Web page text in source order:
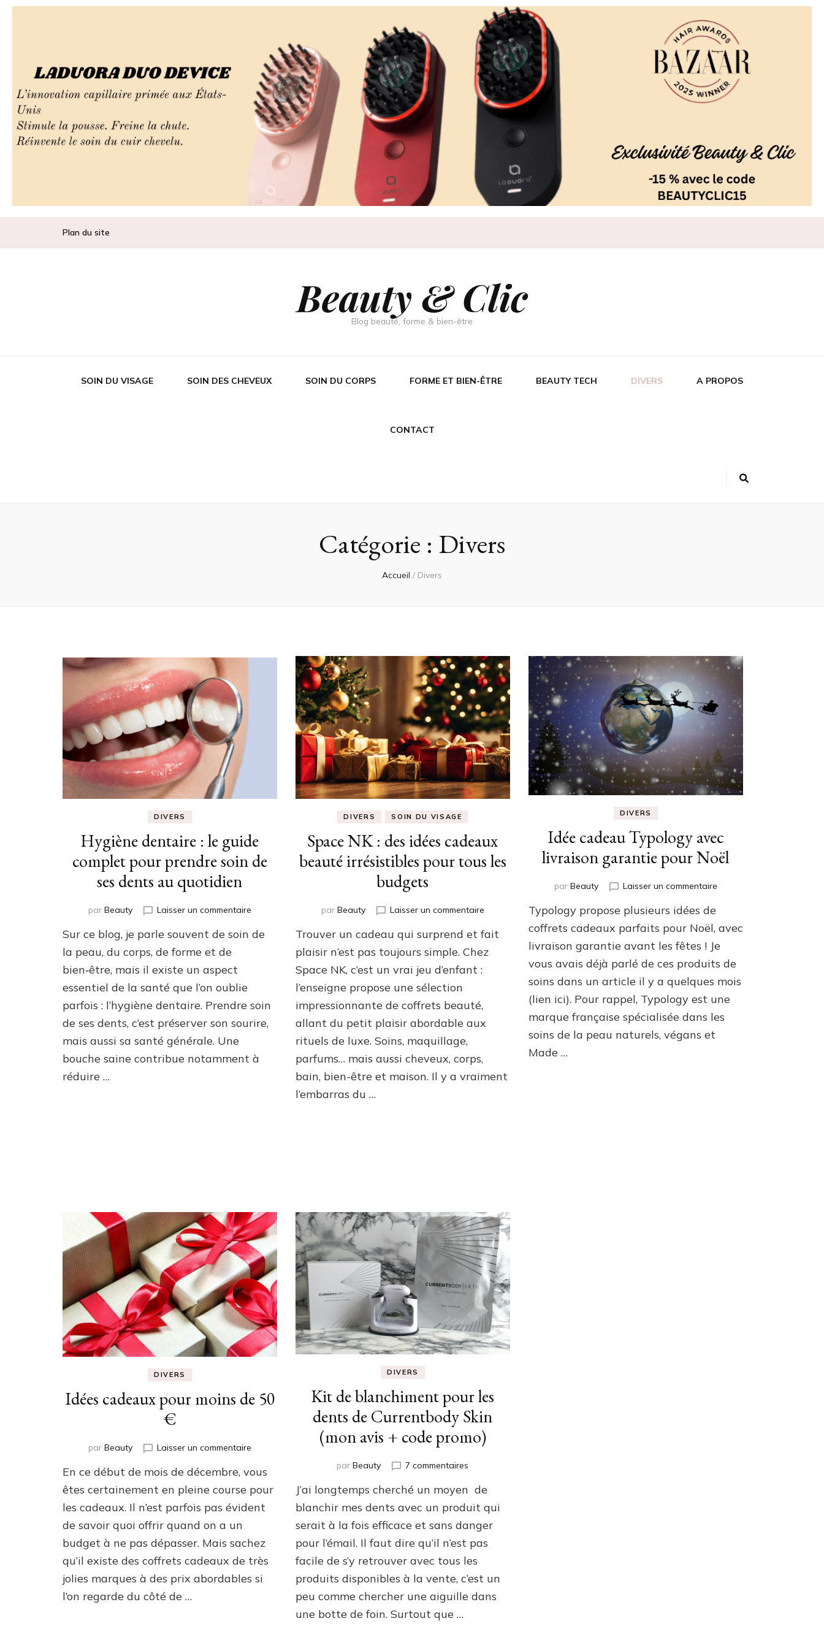
Plan du site
Beauty & Clic
Blog beauté, forme & bien-être
SOIN DU VISAGE SOIN DES CHEVEUX SOIN DU CORPS FORME ET BIEN-ÊTRE BEAUTY TECH DIVERS A PROPOS
CONTACT
Catégorie : Divers
Accueil / Divers
DIVERS
Hygiène dentaire : le guide
complet pour prendre soin de
ses dents au quotidien
par Beauty Laisser un commentairesur
dentaire
pour
prendre
soin
dents
Sur ce blog, je parle souvent de soin de
la peau, du corps, de forme et de
bien‑être, mais il existe un aspect
essentiel de la santé que l’on oublie
parfois : l’hygiène dentaire. Prendre soin
de ses dents, c’est préserver son sourire,
mais aussi sa santé générale. Une
bouche saine contribue notamment à
réduire …
DIVERS SOIN DU VISAGE
Space NK : des idées cadeaux
beauté irrésistibles pour tous les
budgets
par Beauty Laisser un commentairesur
NK
:
pour
Trouver un cadeau qui surprend et fait
plaisir n’est pas toujours simple. Chez
Space NK, c’est un vrai jeu d’enfant :
l’enseigne propose une sélection
impressionnante de coffrets beauté,
allant du petit plaisir abordable aux
rituels de luxe. Soins, maquillage,
parfums… mais aussi cheveux, corps,
bain, bien-être et maison. Il y a vraiment
l’embarras du …
DIVERS
Idée cadeau Typology avec
livraison garantie pour Noël
par Beauty Laisser un commentairesur
Typology
livraison
garantie
pour
Noël
Typology propose plusieurs idées de
coffrets cadeaux parfaits pour Noël, avec
livraison garantie avant les fêtes ! Je
vous avais déjà parlé de ces produits de
soins dans un article il y a quelques mois
(lien ici). Pour rappel, Typology est une
marque française spécialisée dans les
soins de la peau naturels, végans et
Made …
DIVERS
Idées cadeaux pour moins de 50
€
par Beauty Laisser un commentairesur
cadeaux
moins
de
En ce début de mois de décembre, vous
êtes certainement en pleine course pour
les cadeaux. Il n’est parfois pas évident
de savoir quoi offrir quand on a un
budget à ne pas dépasser. Mais sachez
qu’il existe des coffrets cadeaux de très
jolies marques à des prix abordables si
l’on regarde du côté de …
DIVERS
Kit de blanchiment pour les
dents de Currentbody Skin
(mon avis + code promo)
parBeauty 7 commentaires
de
blanchiment
les
dents
Currentbody
Skin
(mon
J’ai longtemps cherché un moyen de
blanchir mes dents avec un produit qui
serait à la fois efficace et sans danger
pour l’émail. Il faut dire qu’il n’est pas
facile de s’y retrouver avec tous les
produits disponibles à la vente, c’est un
peu comme chercher une aiguille dans
une botte de foin. Surtout que …